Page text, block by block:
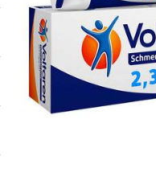
Sale
Schnäppchen
Körperpflege & Kosmetik
Liebe & Erotik
Physiogel
Aliud Pharma